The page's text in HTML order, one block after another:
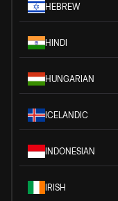
HEBREW
HINDI
HUNGARIAN
ICELANDIC
INDONESIAN
IRISH